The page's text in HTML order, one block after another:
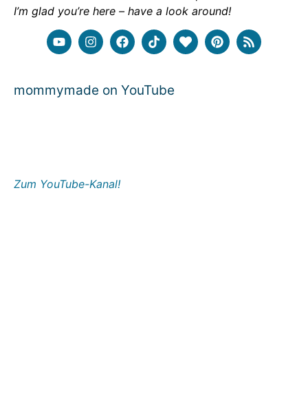
I’m glad you’re here – have a look around!
mommymade on YouTube
Zum YouTube-Kanal!